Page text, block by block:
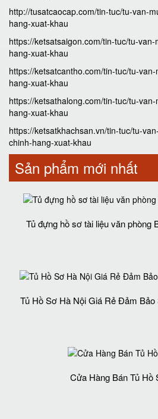
http://tusatcaocap.com/tin-tuc/tu-van-
hang-xuat-khau
https://ketsatsaigon.com/tin-tuc/tu-
hang-xuat-khau
https://ketsatcantho.com/tin-tuc/tu-
hang-xuat-khau
https://ketsathalong.com/tin-tuc/tu-
hang-xuat-khau
https://ketsatkhachsan.vn/tin-tuc/tu-
chinh-hang-xuat-khau
Sản phẩm mới nhất
Tủ đựng hồ sơ tài liệu văn phòng
Tủ Hồ Sơ Hà Nội Giá Rẻ Đảm
Cửa Hàng Bán Tủ Hồ